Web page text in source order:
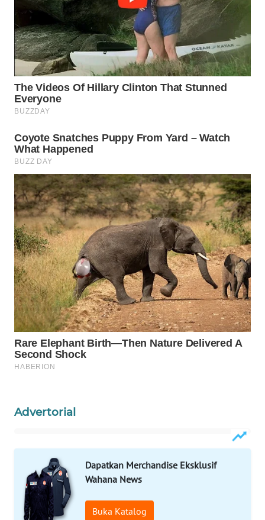
Advertorial
Dapatkan Merchandise Eksklusif
Wahana News
Buka Katalog
WN
PRIANGAN
TIMUR
WN
SEMARANG
WN
WN
BOROBUDUR
WN
MADURA
WN
SURABAYA
WN
NATUNA
WN
BINTAN
WN
WN
WN
LABUANBAJO
WN
BORNEO